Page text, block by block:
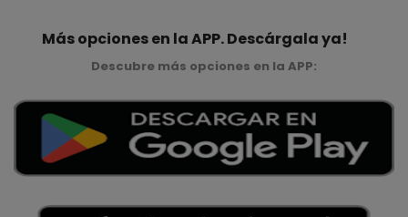
Más opciones en la APP. Descárgala ya!
Descubre más opciones en la APP: